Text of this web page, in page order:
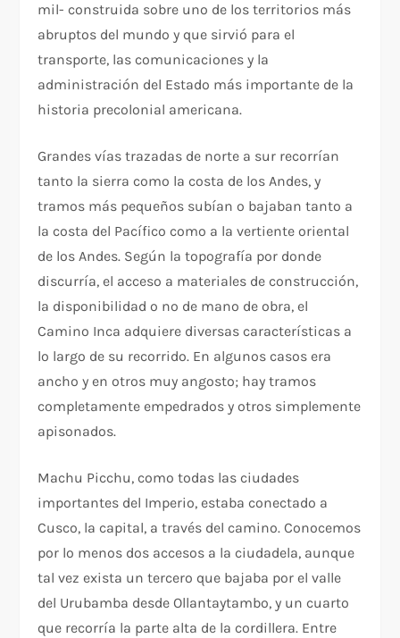
mil- construida sobre uno de los territorios más
abruptos del mundo y que sirvió para el
transporte, las comunicaciones y la
administración del Estado más importante de la
historia precolonial americana.
Grandes vías trazadas de norte a sur recorrían
tanto la sierra como la costa de los Andes, y
tramos más pequeños subían o bajaban tanto a
la costa del Pacífico como a la vertiente oriental
de los Andes. Según la topografía por donde
discurría, el acceso a materiales de construcción,
la disponibilidad o no de mano de obra, el
Camino Inca adquiere diversas características a
lo largo de su recorrido. En algunos casos era
ancho y en otros muy angosto; hay tramos
completamente empedrados y otros simplemente
apisonados.
Machu Picchu, como todas las ciudades
importantes del Imperio, estaba conectado a
Cusco, la capital, a través del camino. Conocemos
por lo menos dos accesos a la ciudadela, aunque
tal vez exista un tercero que bajaba por el valle
del Urubamba desde Ollantaytambo, y un cuarto
que recorría la parte alta de la cordillera. Entre